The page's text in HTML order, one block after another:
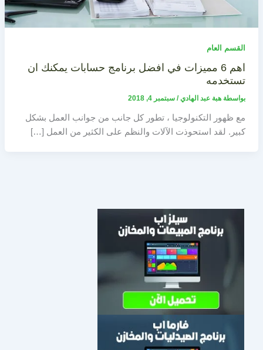
القسم العام
اهم 6 مميزات في افضل برنامج حسابات يمكنك ان
تستخدمه
بواسطة هبة عبد الهادي/ سبتمبر 4, 2018
مع ظهور التكنولوجيا ، تطور كل جانب من جوانب العمل بشكل
كبير. لقد استحوذت الآلات والنظم على الكثير من العمل […]